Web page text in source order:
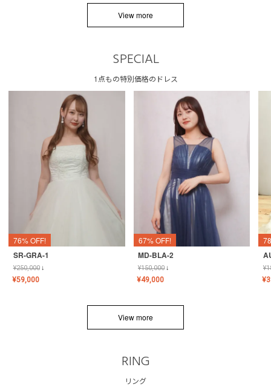
View more
SPECIAL
1点もの特別価格のドレス
76% OFF!
SR-GRA-1
¥250,000↓
¥59,000
67% OFF!
MD-BLA-2
¥150,000↓
¥49,000
¥
¥
View more
RING
リング